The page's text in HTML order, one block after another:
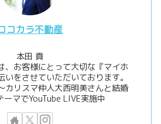
コカラ不動産
本田 貢
、お客様にとって大切な『マイホ
いをさせていただいております。
リスマ仲人大西明美さんと結婚
ーマでYouTube LIVE実施中